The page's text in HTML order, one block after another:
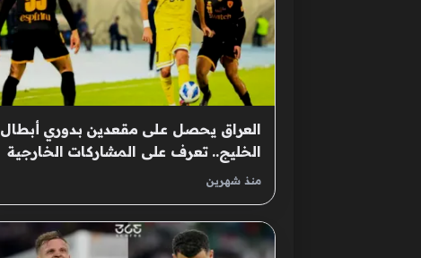
العراق يحصل على مقعدين بدوري أبطال
الخليج.. تعرف على المشاركات الخارجية
للأندية المحلية – شفق نيوز
منذ شهرين